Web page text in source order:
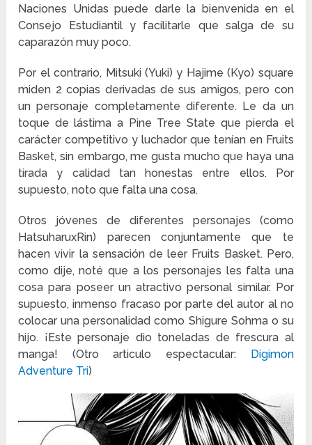
Naciones Unidas puede darle la bienvenida en el
Consejo Estudiantil y facilitarle que salga de su
caparazón muy poco.
Por el contrario, Mitsuki (Yuki) y Hajime (Kyo) square
miden 2 copias derivadas de sus amigos, pero con
un personaje completamente diferente. Le da un
toque de lástima a Pine Tree State que pierda el
carácter competitivo y luchador que tenían en Fruits
Basket, sin embargo, me gusta mucho que haya una
tirada y calidad tan honestas entre ellos. Por
supuesto, noto que falta una cosa.
Otros jóvenes de diferentes personajes (como
HatsuharuxRin) parecen conjuntamente que te
hacen vivir la sensación de leer Fruits Basket. Pero,
como dije, noté que a los personajes les falta una
cosa para poseer un atractivo personal similar. Por
supuesto, inmenso fracaso por parte del autor al no
colocar una personalidad como Shigure Sohma o su
hijo. ¡Este personaje dio toneladas de frescura al
manga! (Otro articulo espectacular: Digimon
Adventure Tri)